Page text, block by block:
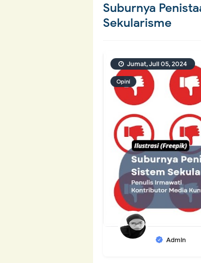
Suburnya
Sekularisme
Opini
Admin
Jumat, Juli 05, 2024